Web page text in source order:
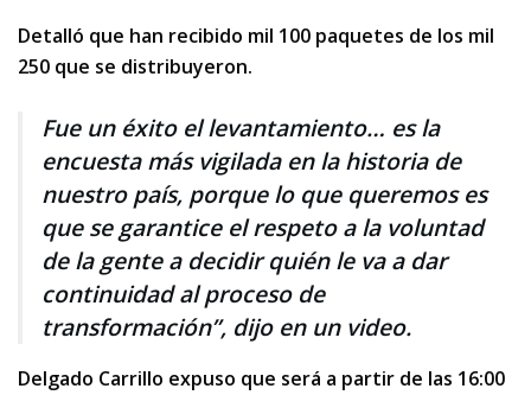
Detalló que han recibido mil 100 paquetes de los mil
250 que se distribuyeron.
Fue un éxito el levantamiento… es la
encuesta más vigilada en la historia de
nuestro país, porque lo que queremos es
que se garantice el respeto a la voluntad
de la gente a decidir quién le va a dar
continuidad al proceso de
transformación”, dijo en un video.
Delgado Carrillo expuso que será a partir de las 16:00